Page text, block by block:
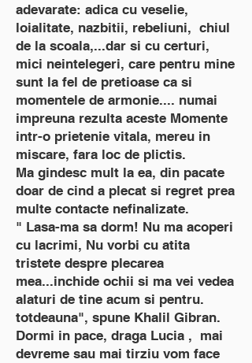
adevarate: adica cu veselie,
loialitate, nazbitii, rebeliuni, chiul
de la scoala,...dar si cu certuri,
mici neintelegeri, care pentru mine
sunt la fel de pretioase ca si
momentele de armonie.... numai
impreuna rezulta aceste Momente
intr-o prietenie vitala, mereu in
miscare, fara loc de plictis.
Ma gindesc mult la ea, din pacate
doar de cind a plecat si regret prea
multe contacte nefinalizate.
" Lasa-ma sa dorm! Nu ma acoperi
cu lacrimi, Nu vorbi cu atita
tristete despre plecarea
mea...inchide ochii si ma vei vedea
alaturi de tine acum si pentru.
totdeauna", spune Khalil Gibran.
Dormi in pace, draga Lucia , mai
devreme sau mai tirziu vom face